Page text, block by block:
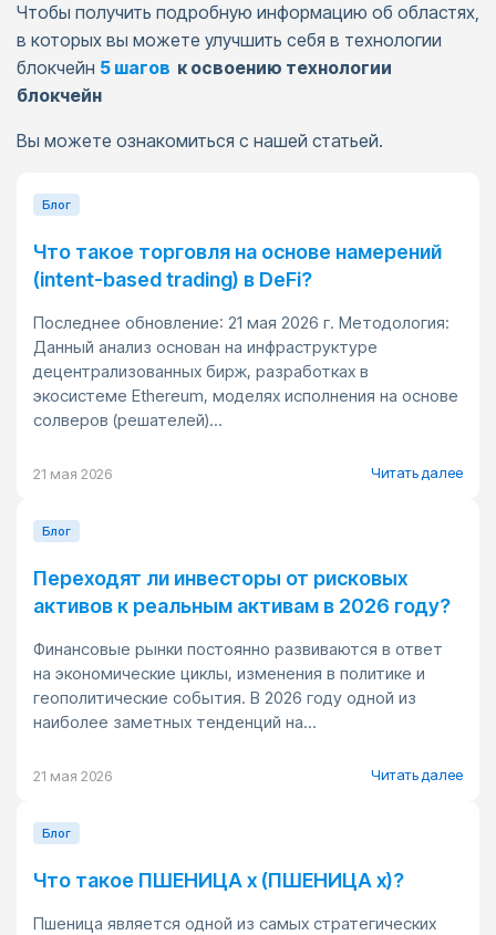
Чтобы получить подробную информацию об областях,
в которых вы можете улучшить себя в технологии
блокчейн 5 шагов к освоению технологии
блокчейн
Вы можете ознакомиться с нашей статьей.
Блог
Что такое торговля на основе намерений
(intent-based trading) в DeFi?
Последнее обновление: 21 мая 2026 г. Методология:
Данный анализ основан на инфраструктуре
децентрализованных бирж, разработках в
экосистеме Ethereum, моделях исполнения на основе
солверов (решателей)...
21 мая 2026 Читать далее
Блог
Переходят ли инвесторы от рисковых
активов к реальным активам в 2026 году?
Финансовые рынки постоянно развиваются в ответ
на экономические циклы, изменения в политике и
геополитические события. В 2026 году одной из
наиболее заметных тенденций на...
21 мая 2026 Читать далее
Блог
Что такое ПШЕНИЦА x (ПШЕНИЦА x)?
Пшеница является одной из самых стратегических